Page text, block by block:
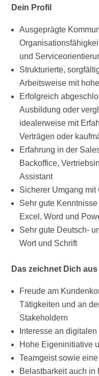
Dein Profil
Ausgeprägte
und
Strukturierte,
Arbeitsweise mit
Erfolgreich
Ausbildung oder
idealerweise mit
Verträgen oder
Erfahrung in der
Backoffice,
Assistant
Sicherer Umgang mit
Sehr gute
Excel, Word und
Sehr gute Deutsch-
Wort und Schrift
Das zeichnet Dich aus
Freude am
Tätigkeiten und an
Stakeholdern
Interesse an
Hohe Eigeninitiative
Teamgeist sowie
Belastbarkeit auch in